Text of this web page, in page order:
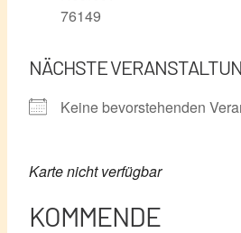
76149
NÄCHSTE
Keine bevorstehenden
Karte nicht verfügbar
KOMMENDE